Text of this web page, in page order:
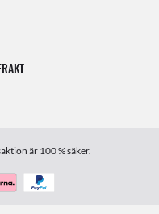
är 100 % säker.